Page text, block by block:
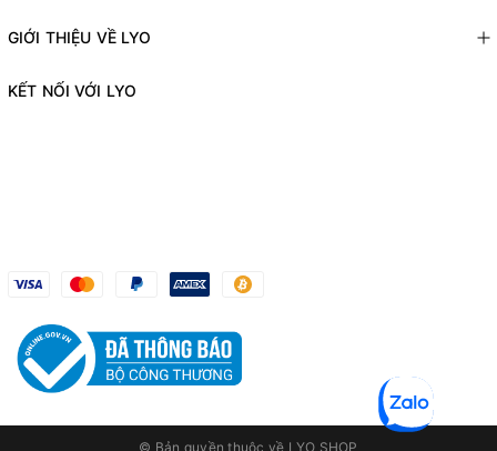
GIỚI THIỆU VỀ LYO
KẾT NỐI VỚI LYO
© Bản quyền thuộc về LYO SHOP